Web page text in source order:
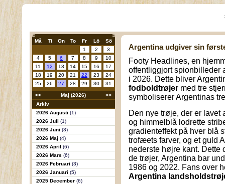
Må Ti On To Fr Lö
Sö
1
2
3
4
5 6 7 8 9
10
11
12 13 14 15 16
17
18
19 20 21 22 23
24
25
26 27 28 29 30 31
<< Maj (2026)
>>
Arkiv
2026 Augusti (1)
2026 Juli (1)
2026 Juni (3)
2026 Maj (4)
2026 April (6)
2026 Mars (6)
2026 Februari (3)
2026 Januari (5)
2025 December (6)
Argentina udgiver sin
Footy Headlines, en
offentliggjort spionbilleder
i 2026. Dette bliver
fodboldtrøjer med tre
symboliserer Argentinas
Den nye trøje, der er lavet
og himmelblå lodrette
gradienteffekt på hver blå
trofæets farver, og et guld
nederste højre kant. Dette
de trøjer, Argentina bar
1986 og 2022. Fans over
Argentina